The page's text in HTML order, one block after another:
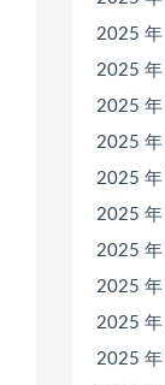
2025 年
2025 年
2025 年
2025 年
2025 年
2025 年
2025 年
2025 年
2025 年
2025 年